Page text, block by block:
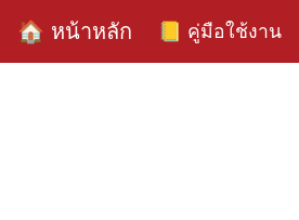
🏠 หน้าหลัก 📒 คู่มือใช้งาน